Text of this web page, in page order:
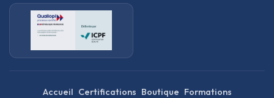
Accueil Certifications Boutique Formations